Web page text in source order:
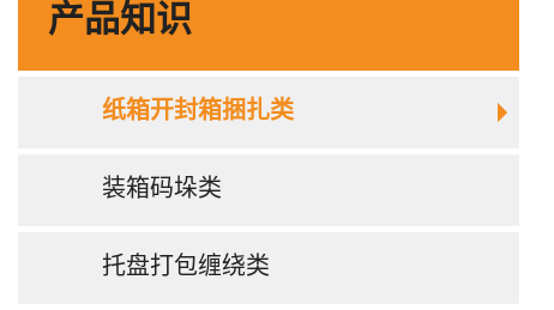
产品知识
纸箱开封箱捆扎类
装箱码垛类
托盘打包缠绕类